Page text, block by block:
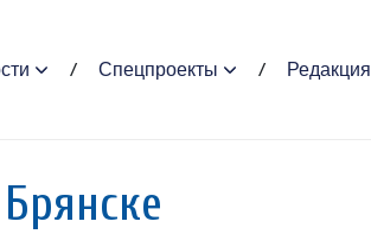
Спецпроекты Редакция